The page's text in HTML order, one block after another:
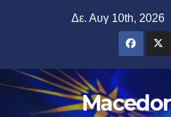
Δε. Αυγ 10th, 2026